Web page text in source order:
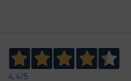
4,4/5